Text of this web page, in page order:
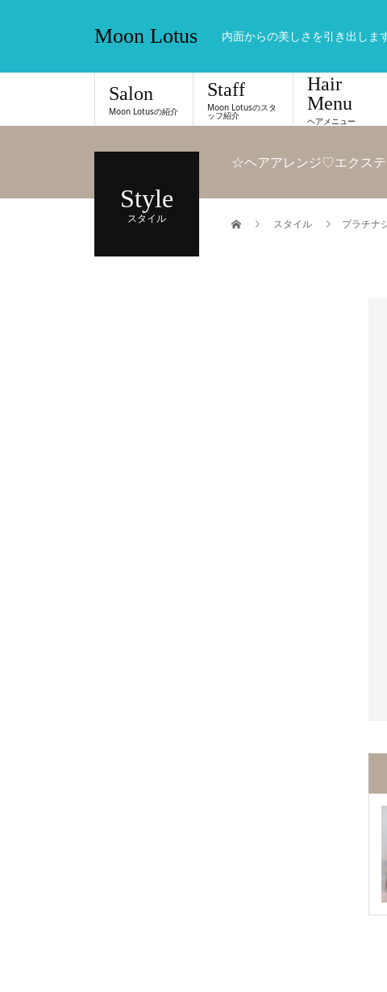
Moon Lotus 内面からの美しさを引き出しま
Salon
Moon Lotusの紹介
Staff
Moon Lotusのスタ
ッフ紹介
Hair
Menu
ヘアメニュー
Style
スタイル
☆ヘアアレンジ♡エクス
スタイル プラチナ